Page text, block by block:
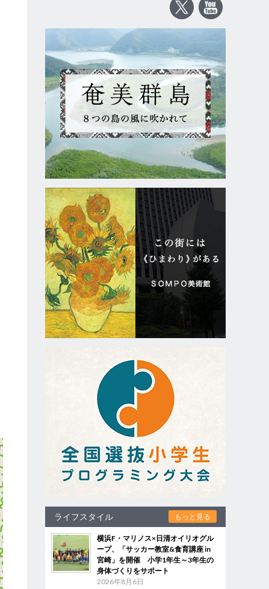
ライフスタイル もっと見る
横浜F・マリノス×日清オイリオグル
ープ、「サッカー教室&食育講座 in
宮崎」を開催 小学1年生～3年生の
身体づくりをサポート
2026年8月6日